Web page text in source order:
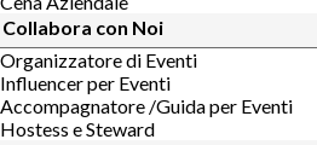
Collabora con Noi
Organizzatore di Eventi
Influencer per Eventi
Accompagnatore /Guida per Eventi
Hostess e Steward